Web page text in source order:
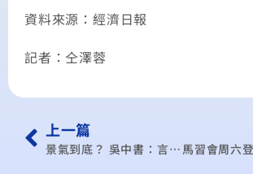
資料來源：經濟日報
記者：仝澤蓉
上一篇
景氣到底？ 吳中書：言之過早